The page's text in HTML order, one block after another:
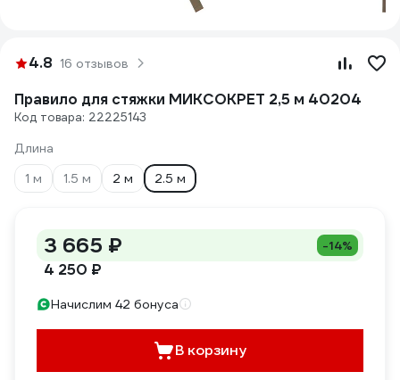
4.8 16 отзывов
Правило для стяжки МИКСОКРЕТ 2,5 м 40204
Код товара: 22225143
Длина
1 м
1.5 м 2 м 2.5 м
3 665 ₽ -14%
4 250 ₽
Начислим 42 бонуса
В корзину